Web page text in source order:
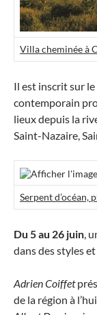
Villa cheminée à
Il est inscrit sur le
contemporain
lieux depuis la
Saint-Nazaire,
Serpent d’océan,
Du 5 au 26 juin,
dans des styles
Adrien Coiffet
de la région à